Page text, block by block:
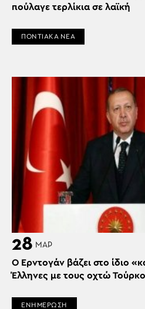
πούλαγε τερλίκια σε λαϊκή
ΠΟΝΤΙΑΚΑ ΝΕΑ
28 ΜΑΡ
Ο Ερντογάν βάζει στο ίδιο
Έλληνες με τους οχτώ
ΕΝΗΜΕΡΩΣΗ